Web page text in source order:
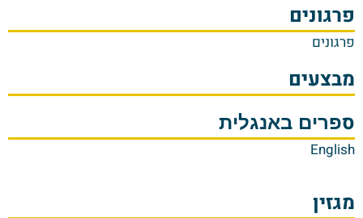
פרגונים
פרגונים
מבצעים
ספרים באנגלית
English
מגזין